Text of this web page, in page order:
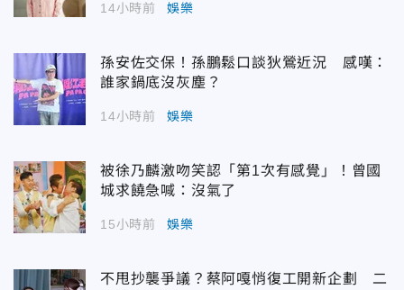
14小時前 娛樂
孫安佐交保！孫鵬鬆口談狄鶯近況 感嘆：
誰家鍋底沒灰塵？
14小時前 娛樂
被徐乃麟激吻笑認「第1次有感覺」！曾國
城求饒急喊：沒氣了
15小時前 娛樂
不甩抄襲爭議？蔡阿嘎悄復工開新企劃 二